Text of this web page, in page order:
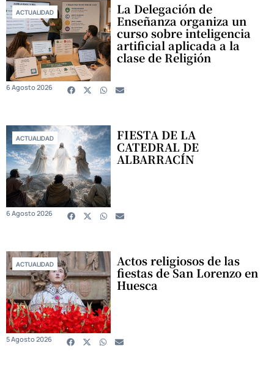
ACTUALIDAD La Delegación de
Enseñanza organiza un
curso sobre inteligencia
artificial aplicada a la
clase de Religión
6 Agosto 2026
ACTUALIDAD FIESTA DE LA
CATEDRAL DE
ALBARRACÍN
6 Agosto 2026
ACTUALIDAD Actos religiosos de las
fiestas de San Lorenzo en
Huesca
5 Agosto 2026